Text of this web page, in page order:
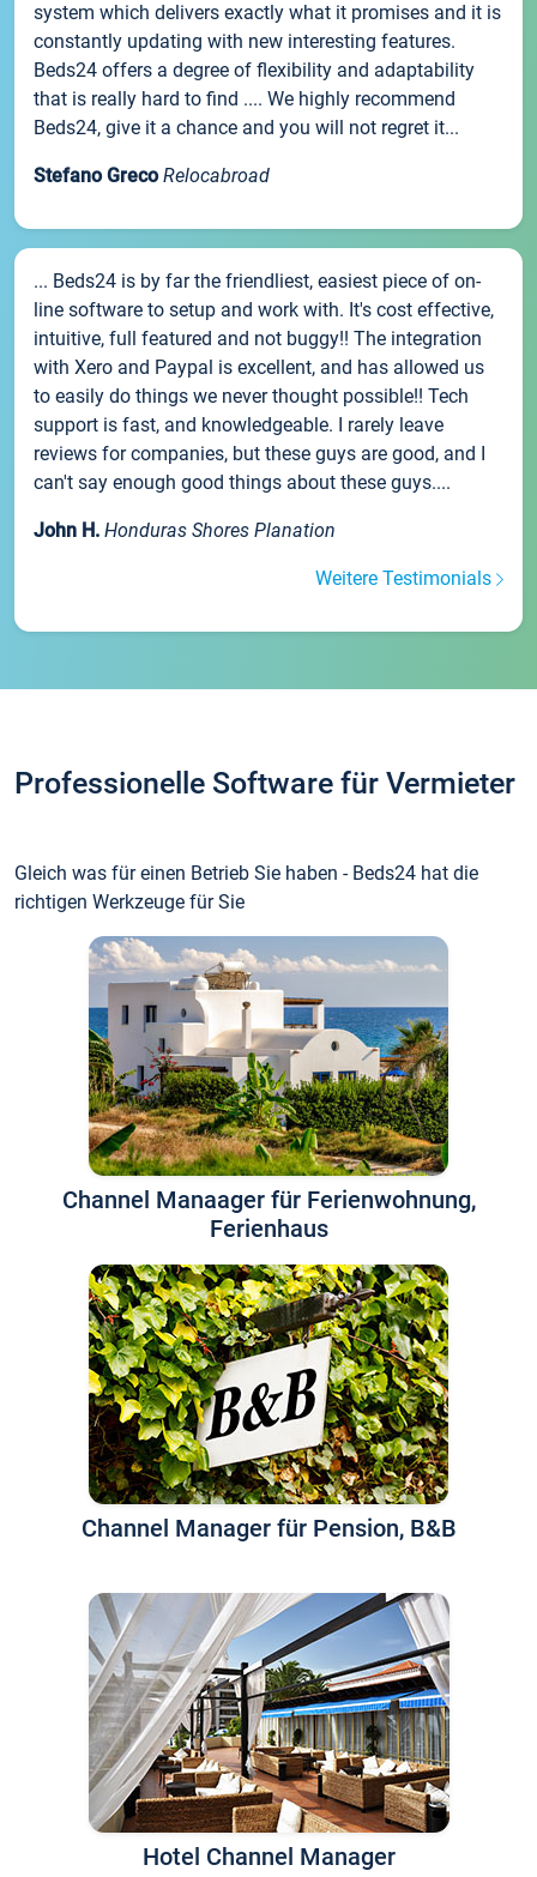
system which delivers exactly what it promises and it is
constantly updating with new interesting features.
Beds24 offers a degree of flexibility and adaptability
that is really hard to find .... We highly recommend
Beds24, give it a chance and you will not regret it...
Stefano Greco Relocabroad
... Beds24 is by far the friendliest, easiest piece of on-
line software to setup and work with. It's cost effective,
intuitive, full featured and not buggy!! The integration
with Xero and Paypal is excellent, and has allowed us
to easily do things we never thought possible!! Tech
support is fast, and knowledgeable. I rarely leave
reviews for companies, but these guys are good, and I
can't say enough good things about these guys....
John H. Honduras Shores Planation
Weitere Testimonials
Professionelle Software für Vermieter
Gleich was für einen Betrieb Sie haben - Beds24 hat die
richtigen Werkzeuge für Sie
Channel Manaager für Ferienwohnung,
Ferienhaus
Channel Manager für Pension, B&B
Hotel Channel Manager